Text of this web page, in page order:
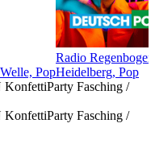
Pop
Radio
Heidelberg, Pop
Fasching /
Fasching /